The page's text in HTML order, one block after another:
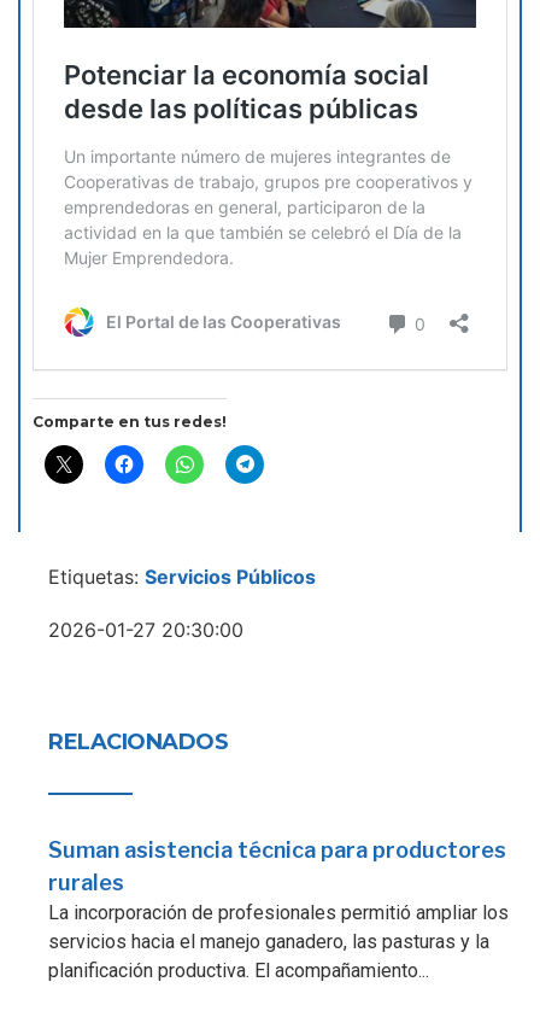
Comparte en tus redes!
Etiquetas: Servicios Públicos
2026-01-27 20:30:00
RELACIONADOS
Suman asistencia técnica para productores
rurales
La incorporación de profesionales permitió ampliar los
servicios hacia el manejo ganadero, las pasturas y la
planificación productiva. El acompañamiento...